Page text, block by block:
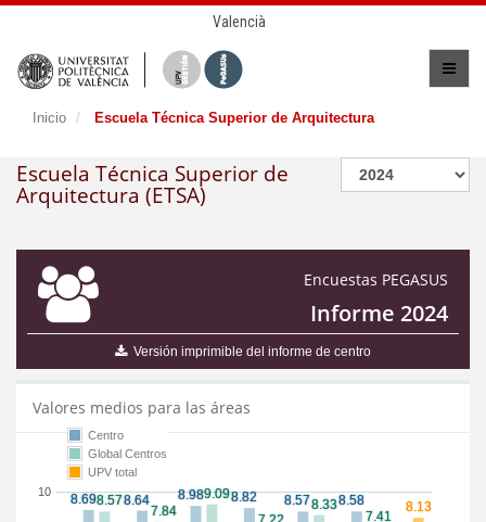
Valencià
Inicio Escuela Técnica Superior de Arquitectura
Escuela Técnica Superior de
Arquitectura (ETSA)
Encuestas PEGASUS
Informe 2024
Versión imprimible del informe de centro
Valores medios para las áreas
10
Centro
Global Centros
UPV total